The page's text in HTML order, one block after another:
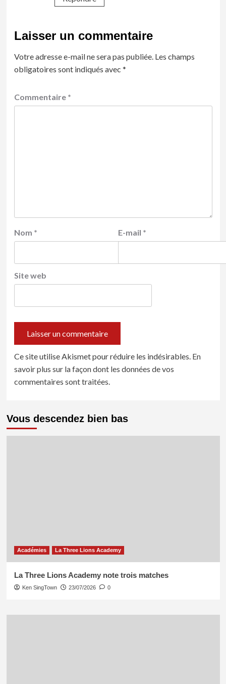
Laisser un commentaire
Votre adresse e-mail ne sera pas publiée. Les champs
obligatoires sont indiqués avec *
Commentaire *
Nom * E-mail *
Site web
Ce site utilise Akismet pour réduire les indésirables. En
savoir plus sur la façon dont les données de vos
commentaires sont traitées.
Vous descendez bien bas
Académies La Three Lions Academy
La Three Lions Academy note trois matches
Ken SingTown 23/07/2026 0